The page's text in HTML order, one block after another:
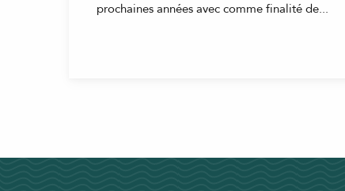
prochaines années avec comme finalité de...